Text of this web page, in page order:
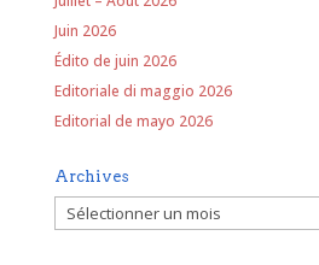
Juin 2026
Édito de juin 2026
Editoriale di maggio 2026
Editorial de mayo 2026
Archives
Archives